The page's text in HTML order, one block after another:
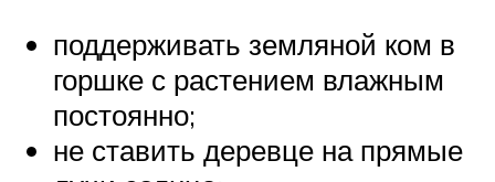
поддерживать земляной ком в
горшке с растением влажным
постоянно;
не ставить деревце на прямые